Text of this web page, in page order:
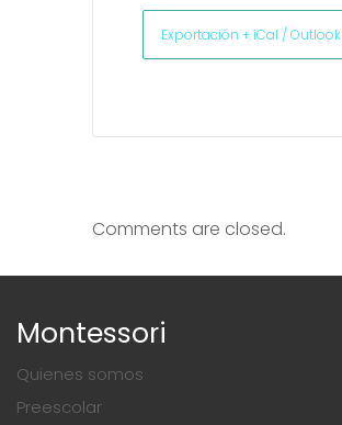
Exportación + iCal / Outlook
Comments are closed.
Montessori
Quienes somos
Preescolar